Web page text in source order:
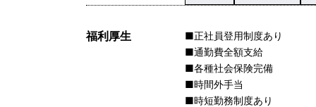
福利厚生
■正社員登用制度あり
■通勤費全額支給
■各種社会保険完備
■時間外手当
■時短勤務制度あり